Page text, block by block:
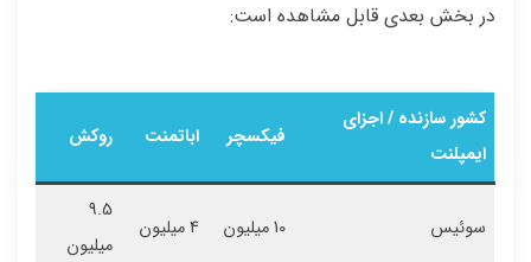
در بخش بعدی قابل مشاهده است:
کشور سازنده / اجزای
ایمپلنت
فیکسچر اباتمنت روکش
سوئیس 10 میلیون 4 میلیون
9.5
میلیون